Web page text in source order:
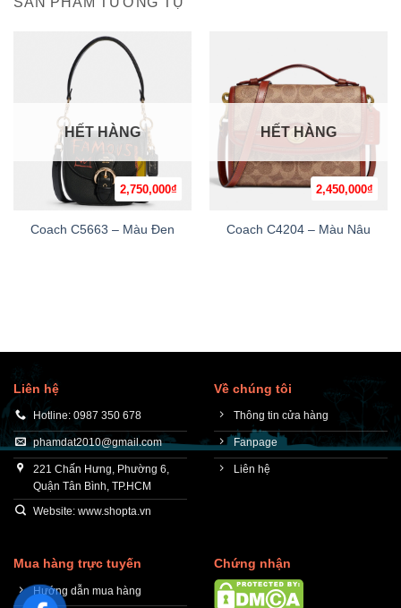
2,750,000₫
HẾT HÀNG
Coach C5663 – Màu Đen
2,450,000₫
HẾT HÀNG
Coach C4204 – Màu Nâu
Liên hệ
Hotline: 0987 350 678
phamdat2010@gmail.com
221 Chấn Hưng, Phường 6,
Quận Tân Bình, TP.HCM
Website: www.shopta.vn
Về chúng tôi
Thông tin cửa hàng
Fanpage
Liên hệ
Mua hàng trực tuyến
Hướng dẫn mua hàng
Chứng nhận